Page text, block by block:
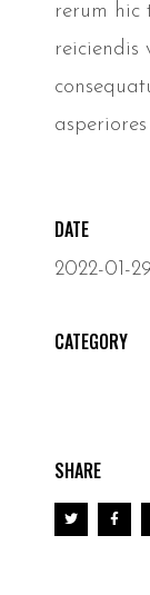
rerum hic
reiciendis
DATE
2022-01-29
CATEGORY
SHARE